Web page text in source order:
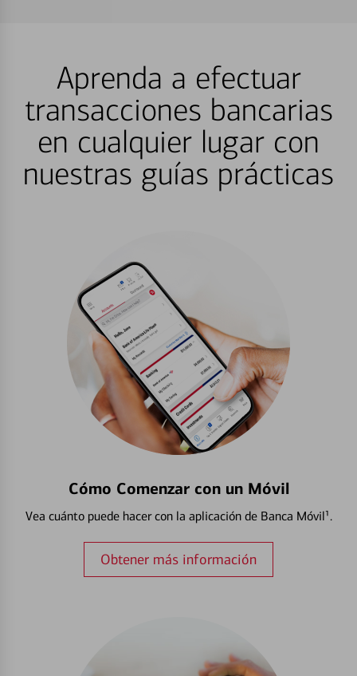
Aprenda a efectuar
transacciones bancarias
en cualquier lugar con
nuestras guías prácticas
Cómo Comenzar con un Móvil
Vea cuánto puede hacer con la aplicación de Banca Móvil¹.
Obtener más información